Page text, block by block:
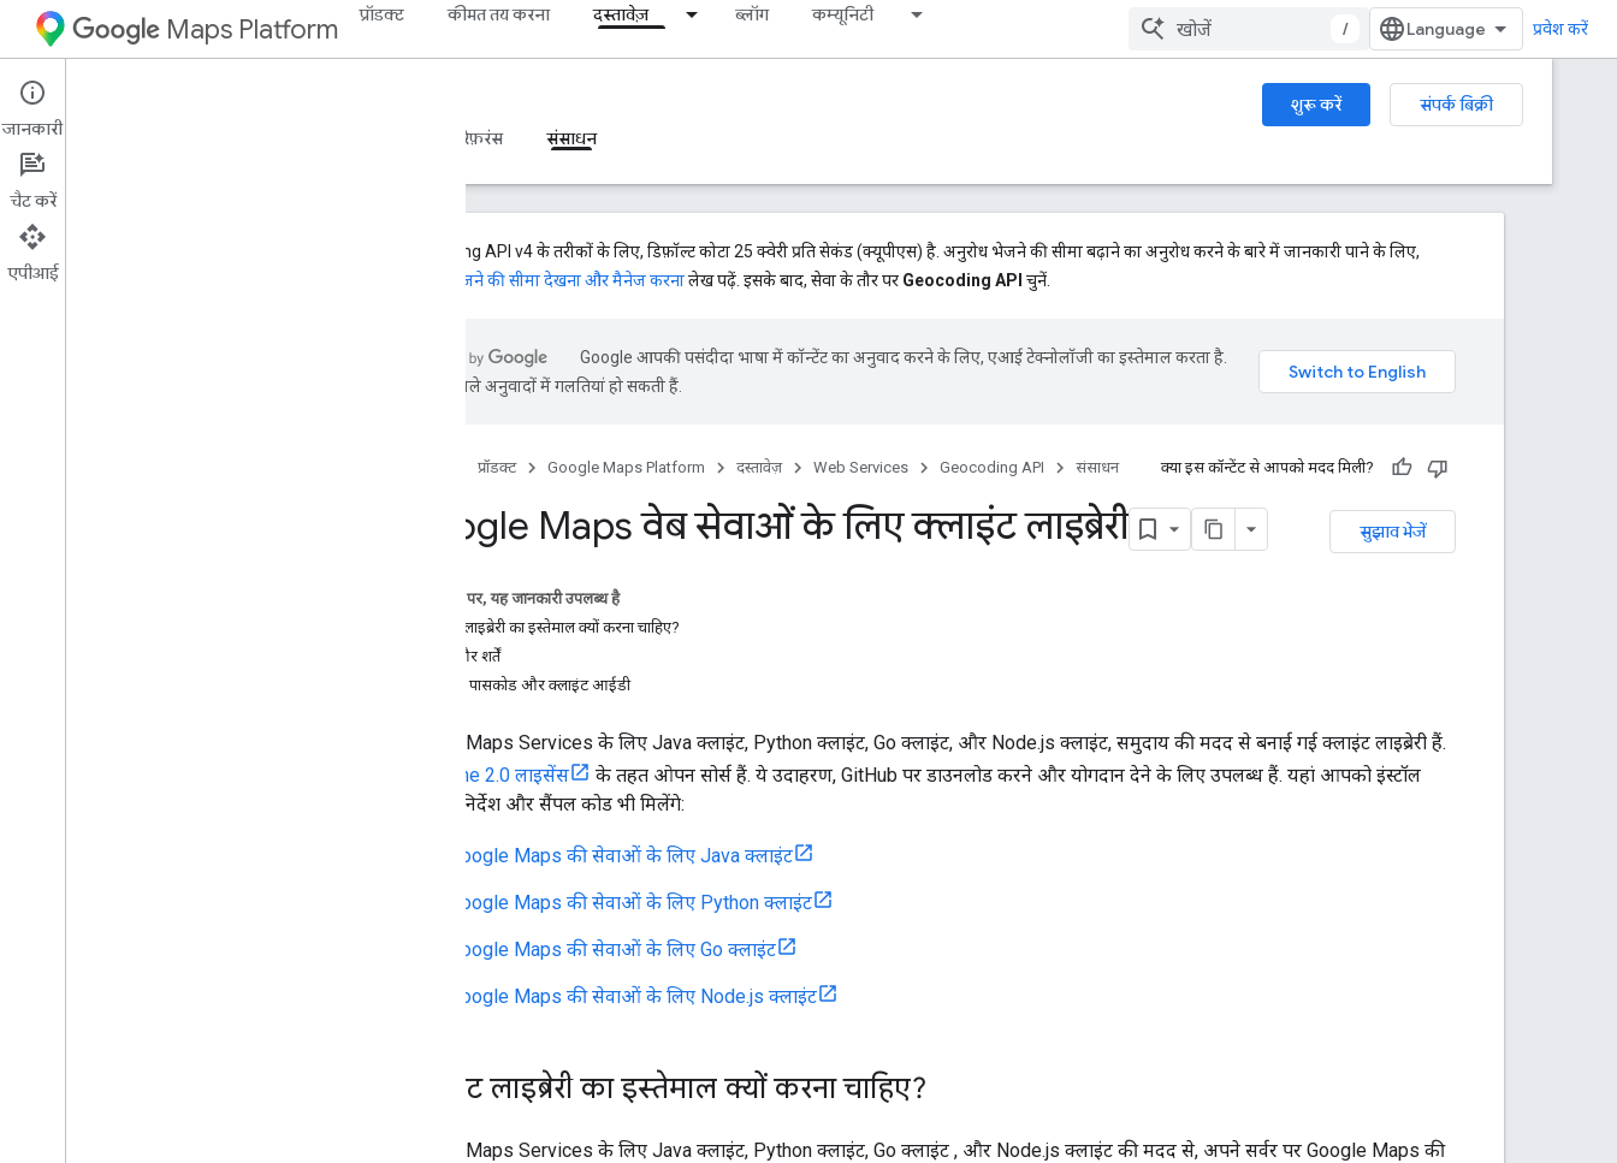
Maps Platform प्रॉडक्ट कीमत तय करना दस्तावेज़ ब्लॉग कम्यूनिटी
/ प्रवेश करें
Web Services शुरू करें
संपर्क बिक्री
डेवलपर गाइड का वर्शन 4
रेफ़रंस संसाधन
Geocoding API v4 के तरीकों के लिए, डिफ़ॉल्ट कोटा 25 क्वेरी प्रति सेकंड (क्यूपीएस) है. अनुरोध भेजने की सीमा बढ़ाने का अनुरोध करने के बारे में जानकारी पाने के लिए,
अनुरोध भेजने की सीमा देखना और मैनेज करनालेख पढ़ें. इसके बाद, सेवा के तौर पर Geocoding API चुनें.
Google आपकी पसंदीदा भाषा में कॉन्टेंट का अनुवाद करने के लिए, एआई टेक्नोलॉजी का इस्तेमाल करता है.
एआई से मिले अनुवादों में गलतियां हो सकती हैं.
प्रॉडक्ट Google Maps Platform दस्तावेज़ Web Services Geocoding API संसाधन क्या इस कॉन्टेंट से आपको मदद मिली?
सुझाव भेजें
Google Maps वेब सेवाओं के लिए क्लाइंट लाइब्रेरी
इस पेज पर, यह जानकारी उपलब्ध है
क्लाइंट लाइब्रेरी का इस्तेमाल क्यों करना चाहिए?
नियम और शर्तें
एपीआई पासकोड और क्लाइंट आईडी
Google Maps Services के लिए Java क्लाइंट, Python क्लाइंट, Go क्लाइंट, और Node.js क्लाइंट, समुदाय की मदद से बनाई गई क्लाइंट लाइब्रेरी हैं.
Apache 2.0 लाइसेंस
के तहत ओपन सोर्स हैं. ये उदाहरण, GitHub पर डाउनलोड करने और योगदान देने के लिए उपलब्ध हैं. यहां आपको इंस्टॉल
करने के निर्देश और सैंपल कोड भी मिलेंगे:
Google Maps की सेवाओं के लिए Java क्लाइंट
Google Maps की सेवाओं के लिए Python क्लाइंट
Google Maps की सेवाओं के लिए Go क्लाइंट
Google Maps की सेवाओं के लिए Node.js क्लाइंट
क्लाइंट लाइब्रेरी का इस्तेमाल क्यों करना चाहिए?
Google Maps Services के लिए Java क्लाइंट, Python क्लाइंट, Go क्लाइंट , और Node.js क्लाइंट की मदद से, अपने सर्वर पर Google Maps की
जानकारी
चैट करें
एपीआई